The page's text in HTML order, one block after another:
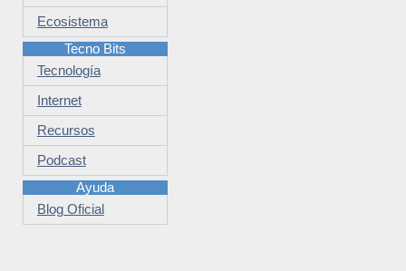
Ecosistema
Tecno Bits
Tecnología
Internet
Recursos
Podcast
Ayuda
Blog Oficial